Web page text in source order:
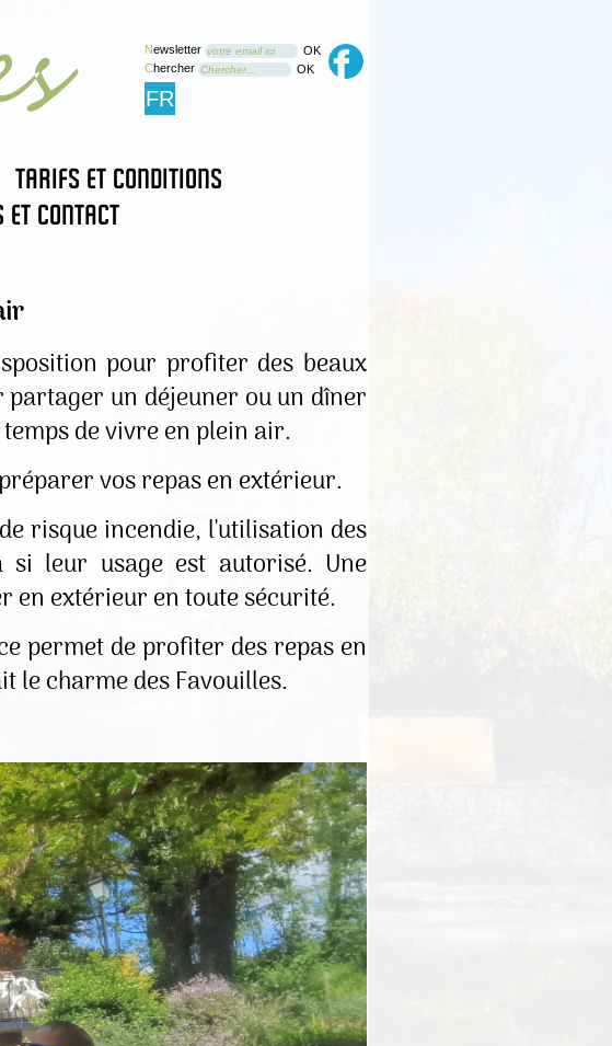
Newsletter votre email ici
OK
Chercher Chercher… OK
FR
Tarifs et conditions
et contact
pour profiter des beaux
un déjeuner ou un dîner
de vivre en plein air.
vos repas en extérieur.
risque incendie, l'utilisation des
si leur usage est autorisé. Une
en extérieur en toute sécurité.
permet de profiter des repas en
charme des Favouilles.